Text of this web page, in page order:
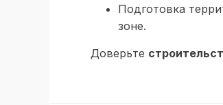
Подготовка
зоне.
Доверьте